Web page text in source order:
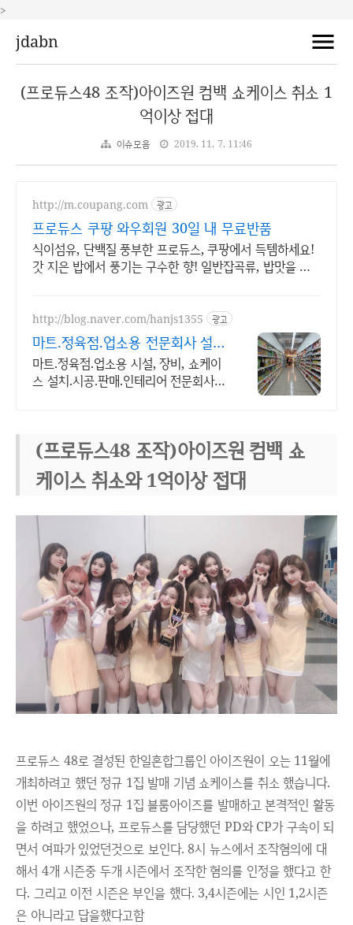
>
jdabn
(프로듀스48 조작)아이즈원 컴백 쇼케이스 취소 1
억이상 접대
이슈모음 2019. 11. 7. 11:46
http://m.coupang.com 광고
프로듀스 쿠팡 와우회원 30일 내 무료반품
식이섬유, 단백질 풍부한 프로듀스, 쿠팡에서 득템하세요!
갓 지은 밥에서 풍기는 구수한 향! 일반잡곡류, 밥맛을 더
http://blog.naver.com/hanjs1355 광고
마트.정육점.업소용 전문회사 설계
부터 시공까지 완벽처리!
마트.정육점.업소용 시설, 장비, 쇼케이
스 설치.시공.판매.인테리어 전문회사
(프로듀스48 조작)아이즈원 컴백 쇼
케이스 취소와 1억이상 접대
프로듀스 48로 결성된 한일혼합그룹인 아이즈원이 오는 11월에
개최하려고 했던 정규 1집 발매 기념 쇼케이스를 취소 했습니다.
이번 아이즈원의 정규 1집 블룸아이즈를 발매하고 본격적인 활동
을 하려고 했었으나, 프로듀스를 담당했던 PD와 CP가 구속이 되
면서 여파가 있었던것으로 보인다. 8시 뉴스에서 조작혐의에 대
해서 4개 시즌중 두개 시즌에서 조작한 혐의를 인정을 했다고 한
다. 그리고 이전 시즌은 부인을 했다. 3,4시즌에는 시인 1,2시즌
은 아니라고 답을했다고함